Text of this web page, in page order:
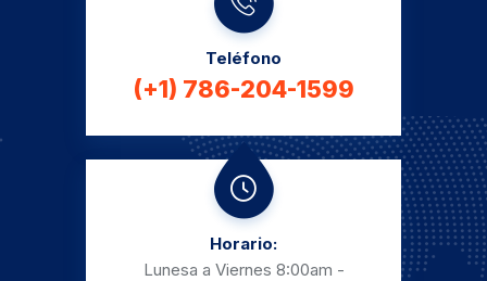
Teléfono
(+1) 786-204-1599
Horario:
Lunesa a Viernes 8:00am -